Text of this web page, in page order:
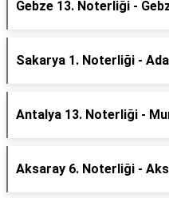
Gebze 13. Noterliği -
Sakarya 1. Noterliği -
Antalya 13. Noterliği -
Aksaray 6. Noterliği -